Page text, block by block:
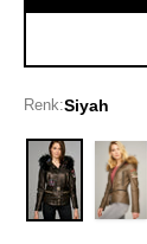
Renk:Siyah
Siyah